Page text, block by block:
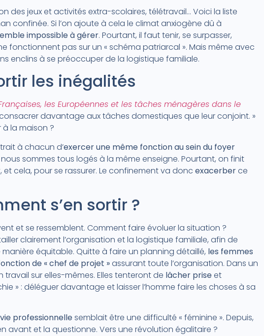
des jeux et activités extra-scolaires, télétravail… Voici la liste
confinée. Si l’on ajoute à cela le climat anxiogène dû à
impossible à gérer. Pourtant, il faut tenir, se surpasser,
fonctionnent pas sur un « schéma patriarcal ». Mais même avec
enclins à se préoccuper de la logistique familiale.
les inégalités
les Européennes et les tâches ménagères dans le
davantage aux tâches domestiques que leur conjoint. »
à la maison ?
à chacun d’exercer une même fonction au sein du foyer
sommes tous logés à la même enseigne. Pourtant, on finit
, et cela, pour se rassurer. Le confinement va donc exacerberce
s’en sortir ?
et se ressemblent. Comment faire évoluer la situation ?
clairement l’organisation et la logistique familiale, afin de
équitable. Quitte à faire un planning détaillé, les femmes
de « chef de projet »assurant toute l’organisation. Dans un
sur elles-mêmes. Elles tenteront de lâcher priseet
» : déléguer davantage et laisser l’homme faire les choses à sa
professionnellesemblait être une difficulté « féminine ». Depuis,
avant et la questionne. Vers une révolution égalitaire ?